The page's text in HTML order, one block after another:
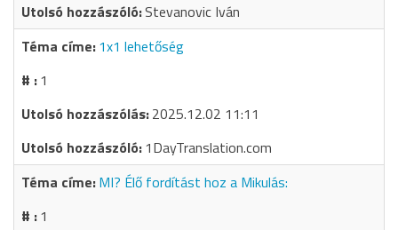
Stevanovic Iván
1x1 lehetőség
1
2025.12.02 11:11
1DayTranslation.com
MI? Élő fordítást hoz a Mikulás:
1